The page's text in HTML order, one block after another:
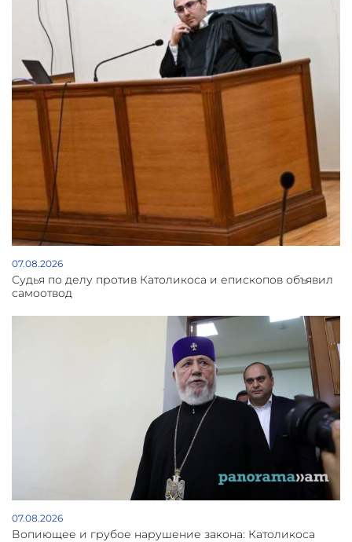
07.08.2026
Судья по делу против Католикоса и епископов объявил
самоотвод
07.08.2026
Вопиющее и грубое нарушение закона: Католикоса